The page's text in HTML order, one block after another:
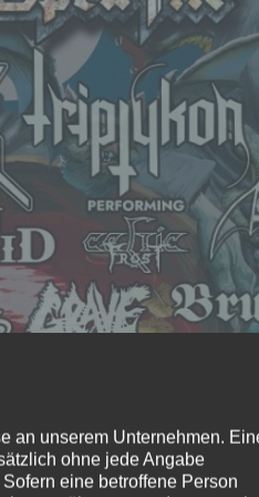
an unserem Unternehmen.
ohne jede Angabe
eine betroffene Person